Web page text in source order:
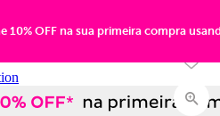
10% OFF na sua primeira compra